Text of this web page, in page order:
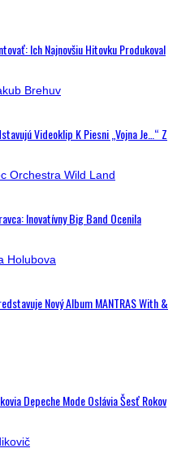
Ich Najnovšiu Hitovku Produkoval
Videoklip K Piesni „Vojna Je…“ Z
Inovatívny Big Band Ocenila
Nový Album MANTRAS With &
Depeche Mode Oslávia Šesť Rokov